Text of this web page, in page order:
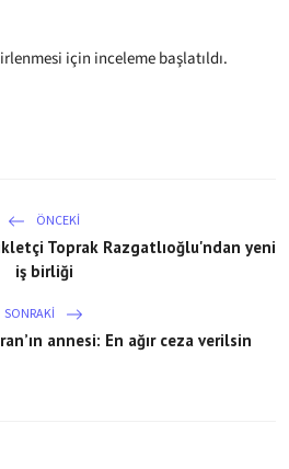
için inceleme başlatıldı.
ÖNCEKI
Toprak Razgatlıoğlu'ndan yeni
iş birliği
SONRAKI
annesi: En ağır ceza verilsin